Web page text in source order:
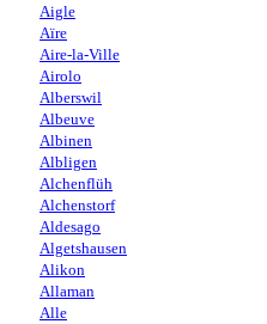
Aigle
Aïre
Aire-la-Ville
Airolo
Alberswil
Albeuve
Albinen
Albligen
Alchenflüh
Alchenstorf
Aldesago
Algetshausen
Alikon
Allaman
Alle